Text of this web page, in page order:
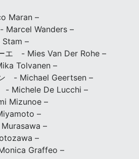
Maran –
Marcel Wanders –
–
エ - Mies Van Der Rohe –
Tolvanen –
- Michael Geertsen –
- Michele De Lucchi –
Mizunoe –
–
–
–
Graffeo –